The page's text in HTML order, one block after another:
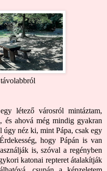
létező városról mintáztam,
és ahová még mindig gyakran
úgy néz ki, mint Pápa, csak egy
hogy Pápán is van
is, szóval a regényben
katonai repteret átalakítják